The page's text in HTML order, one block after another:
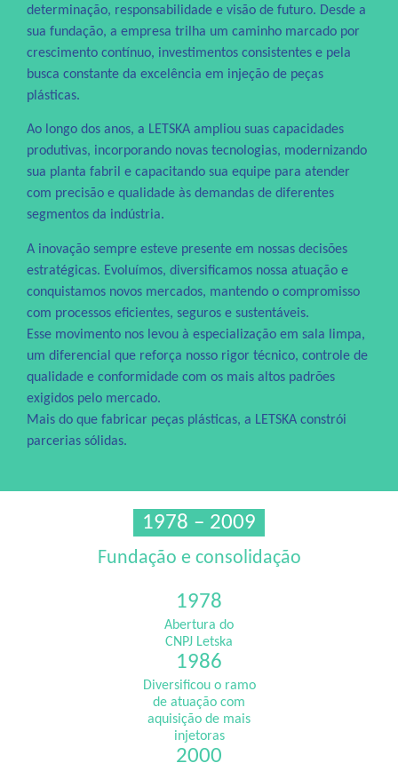
determinação, responsabilidade e visão de futuro. Desde a
sua fundação, a empresa trilha um caminho marcado por
crescimento contínuo, investimentos consistentes e pela
busca constante da excelência em injeção de peças
plásticas.
​Ao longo dos anos, a LETSKA ampliou suas capacidades
produtivas, incorporando novas tecnologias, modernizando
sua planta fabril e capacitando sua equipe para atender
com precisão e qualidade às demandas de diferentes
segmentos da indústria.
A inovação sempre esteve presente em nossas decisões
estratégicas. Evoluímos, diversificamos nossa atuação e
conquistamos novos mercados, mantendo o compromisso
com processos eficientes, seguros e sustentáveis.
Esse movimento nos levou à especialização em sala limpa,
um diferencial que reforça nosso rigor técnico, controle de
qualidade e conformidade com os mais altos padrões
exigidos pelo mercado.
Mais do que fabricar peças plásticas, a LETSKA constrói
parcerias sólidas.
1978 – 2009
Fundação e consolidação
1978
Abertura do
CNPJ Letska
1986
Diversificou o ramo
de atuação com
aquisição de mais
injetoras
2000